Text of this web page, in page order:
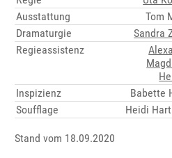
Ausstattung
Tom
Dramaturgie
Sandra
Regieassistenz
Inspizienz
Babette
Soufflage
Heidi
Stand vom 18.09.2020